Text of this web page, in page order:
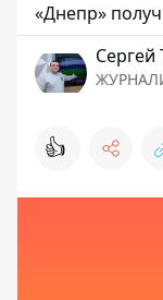
«Днепр»
Сергей
👍